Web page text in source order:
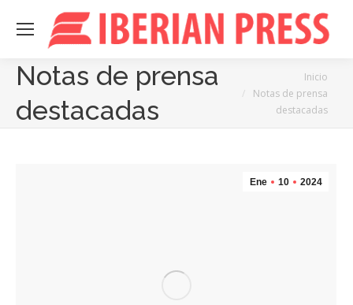
Notas de prensa
destacadas
Inicio
Notas de prensa
destacadas
Ene 10 2024